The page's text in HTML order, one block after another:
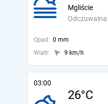
Odczuwalna
Mgliście
Opad: 0 mm
Wiatr:
9 km/h
03:00
26°C